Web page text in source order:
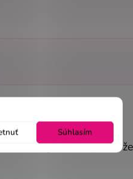
Súhlasím
strihu jemne zvýrazní